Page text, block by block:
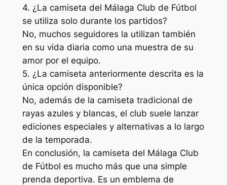
4. ¿La camiseta del Málaga Club de Fútbol
se utiliza solo durante los partidos?
No, muchos seguidores la utilizan también
en su vida diaria como una muestra de su
amor por el equipo.
5. ¿La camiseta anteriormente descrita es la
única opción disponible?
No, además de la camiseta tradicional de
rayas azules y blancas, el club suele lanzar
ediciones especiales y alternativas a lo largo
de la temporada.
En conclusión, la camiseta del Málaga Club
de Fútbol es mucho más que una simple
prenda deportiva. Es un emblema de